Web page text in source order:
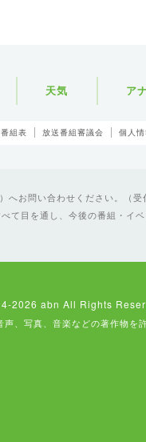
天気 ア
組表 放送番組審議会 個人
お問い合わせください。（
て目を通し、今後の番組・イ
2026 abn All Rights
、写真、音楽などの著作物を